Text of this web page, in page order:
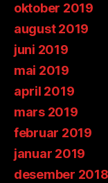
oktober 2019
august 2019
juni 2019
mai 2019
april 2019
mars 2019
februar 2019
januar 2019
desember 2018